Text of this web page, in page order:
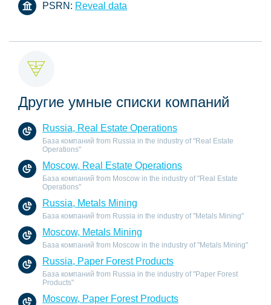
PSRN: Reveal data
Другие умные списки компаний
Russia, Real Estate Operations
База компаний from Russia in the industry of "Real Estate
Operations"
Moscow, Real Estate Operations
База компаний from Moscow in the industry of "Real Estate
Operations"
Russia, Metals Mining
База компаний from Russia in the industry of "Metals Mining"
Moscow, Metals Mining
База компаний from Moscow in the industry of "Metals Mining"
Russia, Paper Forest Products
База компаний from Russia in the industry of "Paper Forest
Products"
Moscow, Paper Forest Products